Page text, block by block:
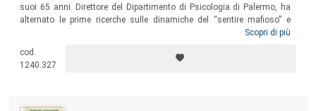
suoi 65 anni. Direttore del Dipartimento di Psicologia di Palermo, ha
alternato le prime ricerche sulle dinamiche del “sentire mafioso” e
dell’aggressività alle riflessioni sulla metodologia e la Psicologia
dinamica intrisa di psico-politica e di convivenza civile: quella
Psicologia psicologica cui la raccolta fa riferimento.
Scopri di più
cod.
1240.327